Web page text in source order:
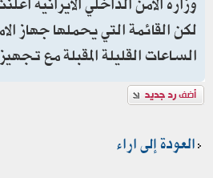
الساعات القليلة المقبلة مع
إضافة رد
العودة إلى اراء